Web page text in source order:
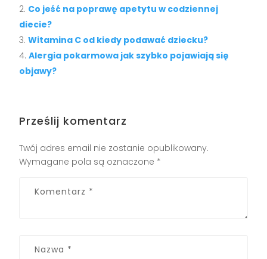
Co jeść na poprawę apetytu w codziennej
diecie?
Witamina C od kiedy podawać dziecku?
Alergia pokarmowa jak szybko pojawiają się
objawy?
Prześlij komentarz
Twój adres email nie zostanie opublikowany.
Wymagane pola są oznaczone *